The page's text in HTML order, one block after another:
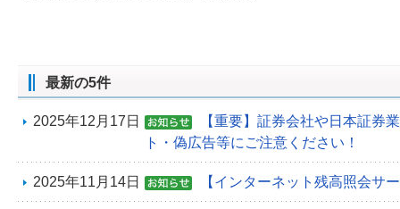
最新の5件
2025年12月17日
【重要】証券会社や日本証券
ト・偽広告等にご注意ください！
2025年11月14日 【インターネット残高照会サ